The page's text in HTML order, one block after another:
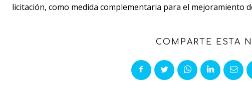
licitación, como medida complementaria para el mejoramiento
COMPARTE ESTA